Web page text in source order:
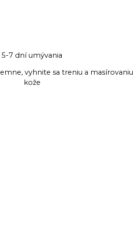
5-7 dní umývania
vyhnite sa treniu a masírovaniu
kože